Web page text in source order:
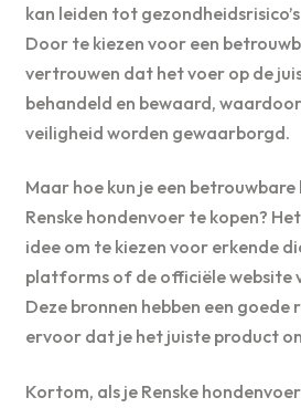
kan leiden tot
Door te kiezen voor een
vertrouwen dat het voer op de
behandeld en bewaard,
veiligheid worden gewaarborgd.
Maar hoe kun je een betrouwbare
Renske hondenvoer te kopen?
idee om te kiezen voor erkende
platforms of de officiële website
Deze bronnen hebben een goede
ervoor dat je het juiste product
Kortom, als je Renske